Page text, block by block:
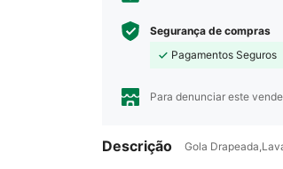
Segurança de compras
Pagamentos Seguros
Para denunciar este
Descrição Gola